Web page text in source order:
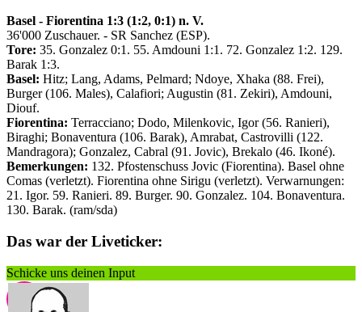
Basel - Fiorentina 1:3 (1:2, 0:1) n. V.
36'000 Zuschauer. - SR Sanchez (ESP).
Tore: 35. Gonzalez 0:1. 55. Amdouni 1:1. 72. Gonzalez 1:2. 129.
Barak 1:3.
Basel: Hitz; Lang, Adams, Pelmard; Ndoye, Xhaka (88. Frei),
Burger (106. Males), Calafiori; Augustin (81. Zekiri), Amdouni,
Diouf.
Fiorentina: Terracciano; Dodo, Milenkovic, Igor (56. Ranieri),
Biraghi; Bonaventura (106. Barak), Amrabat, Castrovilli (122.
Mandragora); Gonzalez, Cabral (91. Jovic), Brekalo (46. Ikoné).
Bemerkungen: 132. Pfostenschuss Jovic (Fiorentina). Basel ohne
Comas (verletzt). Fiorentina ohne Sirigu (verletzt). Verwarnungen:
21. Igor. 59. Ranieri. 89. Burger. 90. Gonzalez. 104. Bonaventura.
130. Barak. (ram/sda)
Das war der Liveticker:
Schicke uns deinen Input